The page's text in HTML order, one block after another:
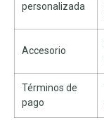
personalizada
Accesorio
Términos de
pago